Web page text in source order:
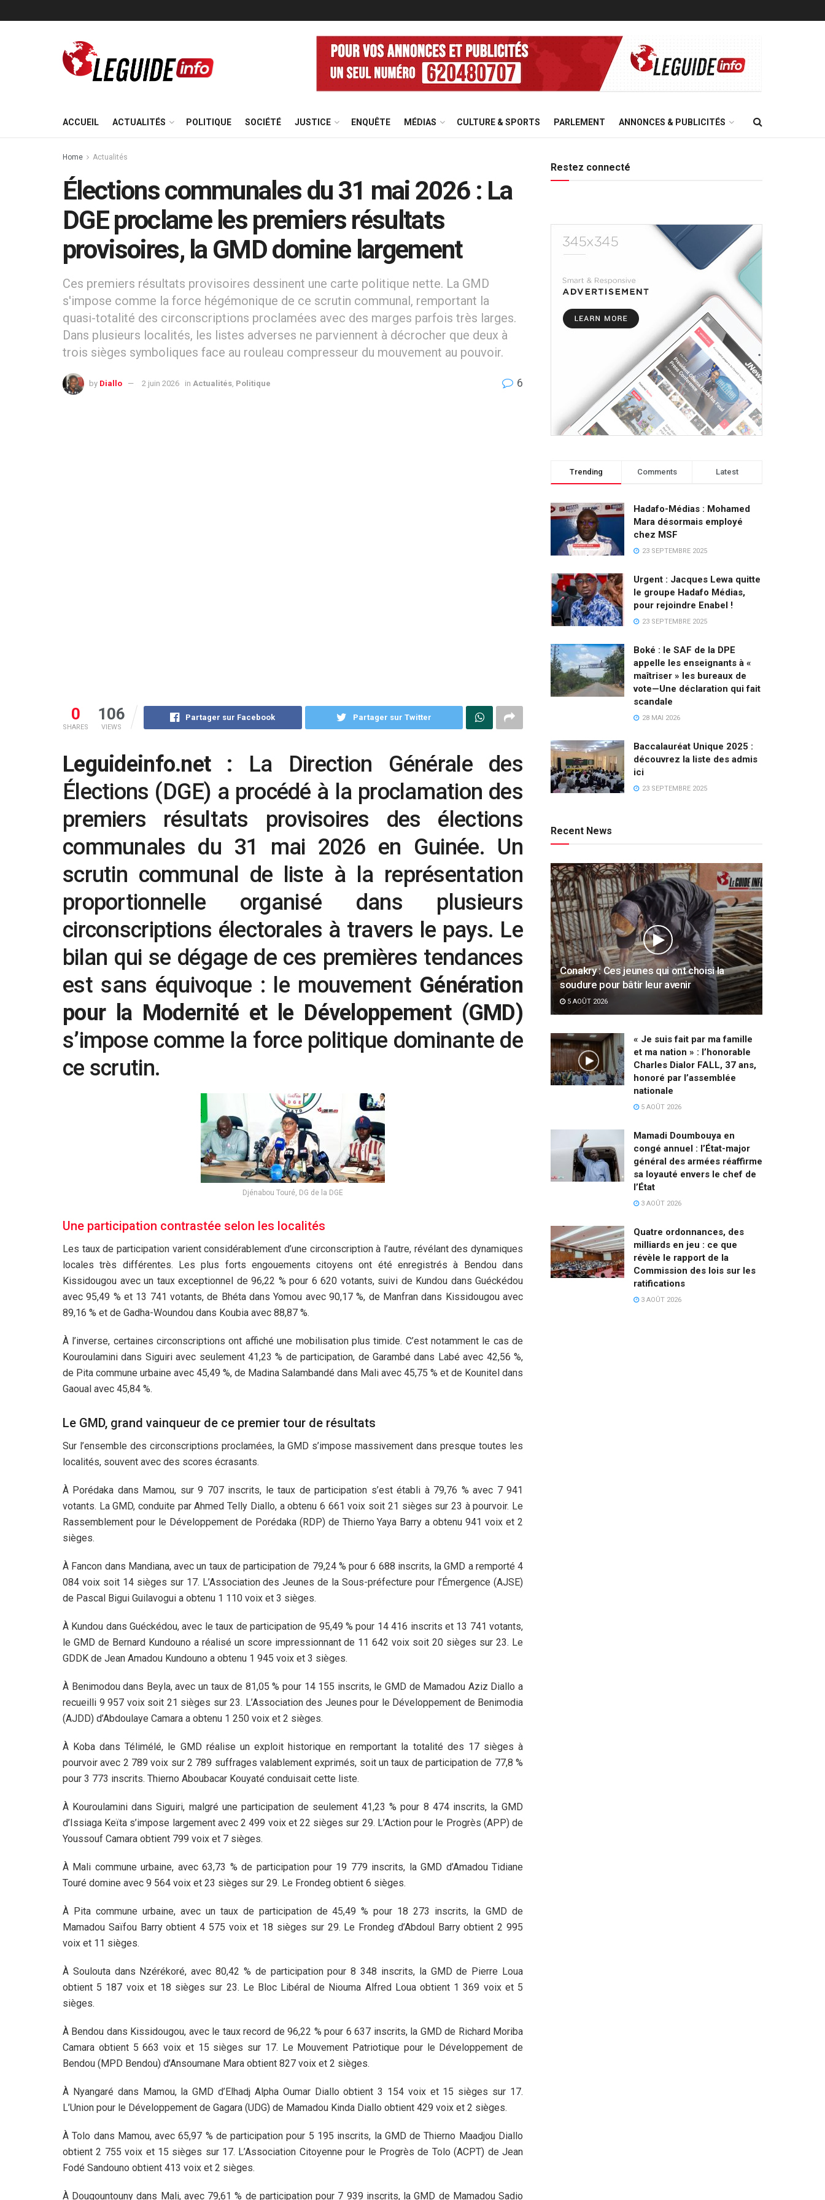
ACCUEIL ACTUALITÉS POLITIQUE SOCIÉTÉ JUSTICE ENQUÊTE MÉDIAS CULTURE & SPORTS PARLEMENT ANNONCES & PUBLICITÉS
Home Actualités
Élections communales du 31 mai 2026 : La
DGE proclame les premiers résultats
provisoires, la GMD domine largement
Ces premiers résultats provisoires dessinent une carte politique nette. La GMD
s'impose comme la force hégémonique de ce scrutin communal, remportant la
quasi-totalité des circonscriptions proclamées avec des marges parfois très larges.
Dans plusieurs localités, les listes adverses ne parviennent à décrocher que deux à
trois sièges symboliques face au rouleau compresseur du mouvement au pouvoir.
by Diallo 2 juin 2026 in Actualités Politique 6
0
SHARES
106
VIEWS
Partager sur Facebook Partager sur Twitter
Leguideinfo.net : La Direction Générale des
Élections (DGE) a procédé à la proclamation des
premiers résultats provisoires des élections
communales du 31 mai 2026 en Guinée. Un
scrutin communal de liste à la représentation
proportionnelle organisé dans plusieurs
circonscriptions électorales à travers le pays. Le
bilan qui se dégage de ces premières tendances
est sans équivoque : le mouvement Génération
pour la Modernité et le Développement (GMD)
s’impose comme la force politique dominante de
ce scrutin.
Djénabou Touré, DG de la DGE
Une participation contrastée selon les localités
Les taux de participation varient considérablement d’une circonscription à l’autre, révélant des dynamiques
locales très différentes. Les plus forts engouements citoyens ont été enregistrés à Bendou dans
Kissidougou avec un taux exceptionnel de 96,22 % pour 6 620 votants, suivi de Kundou dans Guéckédou
avec 95,49 % et 13 741 votants, de Bhéta dans Yomou avec 90,17 %, de Manfran dans Kissidougou avec
89,16 % et de Gadha-Woundou dans Koubia avec 88,87 %.
À l’inverse, certaines circonscriptions ont affiché une mobilisation plus timide. C’est notamment le cas de
Kouroulamini dans Siguiri avec seulement 41,23 % de participation, de Garambé dans Labé avec 42,56 %,
de Pita commune urbaine avec 45,49 %, de Madina Salambandé dans Mali avec 45,75 % et de Kounitel dans
Gaoual avec 45,84 %.
Le GMD, grand vainqueur de ce premier tour de résultats
Sur l’ensemble des circonscriptions proclamées, la GMD s’impose massivement dans presque toutes les
localités, souvent avec des scores écrasants.
À Porédaka dans Mamou, sur 9 707 inscrits, le taux de participation s’est établi à 79,76 % avec 7 941
votants. La GMD, conduite par Ahmed Telly Diallo, a obtenu 6 661 voix soit 21 sièges sur 23 à pourvoir. Le
Rassemblement pour le Développement de Porédaka (RDP) de Thierno Yaya Barry a obtenu 941 voix et 2
sièges.
À Fancon dans Mandiana, avec un taux de participation de 79,24 % pour 6 688 inscrits, la GMD a remporté 4
084 voix soit 14 sièges sur 17. L’Association des Jeunes de la Sous-préfecture pour l’Émergence (AJSE)
de Pascal Bigui Guilavogui a obtenu 1 110 voix et 3 sièges.
À Kundou dans Guéckédou, avec le taux de participation de 95,49 % pour 14 416 inscrits et 13 741 votants,
le GMD de Bernard Kundouno a réalisé un score impressionnant de 11 642 voix soit 20 sièges sur 23. Le
GDDK de Jean Amadou Kundouno a obtenu 1 945 voix et 3 sièges.
À Benimodou dans Beyla, avec un taux de 81,05 % pour 14 155 inscrits, le GMD de Mamadou Aziz Diallo a
recueilli 9 957 voix soit 21 sièges sur 23. L’Association des Jeunes pour le Développement de Benimodia
(AJDD) d’Abdoulaye Camara a obtenu 1 250 voix et 2 sièges.
À Koba dans Télimélé, le GMD réalise un exploit historique en remportant la totalité des 17 sièges à
pourvoir avec 2 789 voix sur 2 789 suffrages valablement exprimés, soit un taux de participation de 77,8 %
pour 3 773 inscrits. Thierno Aboubacar Kouyaté conduisait cette liste.
À Kouroulamini dans Siguiri, malgré une participation de seulement 41,23 % pour 8 474 inscrits, la GMD
d’Issiaga Keïta s’impose largement avec 2 499 voix et 22 sièges sur 29. L’Action pour le Progrès (APP) de
Youssouf Camara obtient 799 voix et 7 sièges.
À Mali commune urbaine, avec 63,73 % de participation pour 19 779 inscrits, la GMD d’Amadou Tidiane
Touré domine avec 9 564 voix et 23 sièges sur 29. Le Frondeg obtient 6 sièges.
À Pita commune urbaine, avec un taux de participation de 45,49 % pour 18 273 inscrits, la GMD de
Mamadou Saïfou Barry obtient 4 575 voix et 18 sièges sur 29. Le Frondeg d’Abdoul Barry obtient 2 995
voix et 11 sièges.
À Soulouta dans Nzérékoré, avec 80,42 % de participation pour 8 348 inscrits, la GMD de Pierre Loua
obtient 5 187 voix et 18 sièges sur 23. Le Bloc Libéral de Niouma Alfred Loua obtient 1 369 voix et 5
sièges.
À Bendou dans Kissidougou, avec le taux record de 96,22 % pour 6 637 inscrits, la GMD de Richard Moriba
Camara obtient 5 663 voix et 15 sièges sur 17. Le Mouvement Patriotique pour le Développement de
Bendou (MPD Bendou) d’Ansoumane Mara obtient 827 voix et 2 sièges.
À Nyangaré dans Mamou, la GMD d’Elhadj Alpha Oumar Diallo obtient 3 154 voix et 15 sièges sur 17.
L’Union pour le Développement de Gagara (UDG) de Mamadou Kinda Diallo obtient 429 voix et 2 sièges.
À Tolo dans Mamou, avec 65,97 % de participation pour 5 195 inscrits, la GMD de Thierno Maadjou Diallo
obtient 2 755 voix et 15 sièges sur 17. L’Association Citoyenne pour le Progrès de Tolo (ACPT) de Jean
Fodé Sandouno obtient 413 voix et 2 sièges.
À Dougountouny dans Mali, avec 79,61 % de participation pour 7 939 inscrits, la GMD de Mamadou Sadio
Restez connecté
Trending Comments Latest
Hadafo-Médias : Mohamed
Mara désormais employé
chez MSF
23 SEPTEMBRE 2025
Urgent : Jacques Lewa quitte
le groupe Hadafo Médias,
pour rejoindre Enabel !
23 SEPTEMBRE 2025
Boké : le SAF de la DPE
appelle les enseignants à «
maîtriser » les bureaux de
vote—Une déclaration qui fait
scandale
28 MAI 2026
Baccalauréat Unique 2025 :
découvrez la liste des admis
ici
23 SEPTEMBRE 2025
Recent News
Conakry : Ces jeunes qui ont choisi la
soudure pour bâtir leur avenir
5 AOÛT 2026
« Je suis fait par ma famille
et ma nation » : l’honorable
Charles Dialor FALL, 37 ans,
honoré par l’assemblée
nationale
5 AOÛT 2026
Mamadi Doumbouya en
congé annuel : l’État-major
général des armées réaffirme
sa loyauté envers le chef de
l’État
3 AOÛT 2026
Quatre ordonnances, des
milliards en jeu : ce que
révèle le rapport de la
Commission des lois sur les
ratifications
3 AOÛT 2026